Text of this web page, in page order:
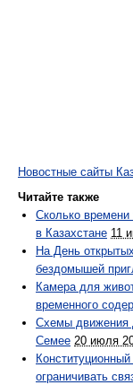
Новостные сайты
Читайте также
Сколько времени
в Казахстане 11
На День
бездомышей
Камера для
временного
Схемы движения
Семее 20 июля
ограничивать